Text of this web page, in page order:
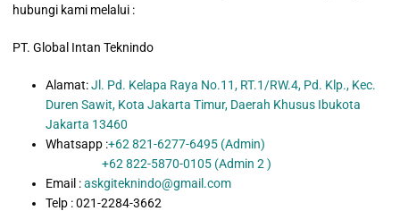
hubungi kami melalui :
PT. Global Intan Teknindo
Alamat:Jl. Pd. Kelapa Raya No.11, RT.1/RW.4, Pd. Klp., Kec.
Duren Sawit, Kota Jakarta Timur, Daerah Khusus Ibukota
Jakarta 13460
Whatsapp :+62 821-6277-6495 (Admin)
+62 822-5870-0105 (Admin 2 )
Email :askgiteknindo@gmail.com
Telp : 021-2284-3662